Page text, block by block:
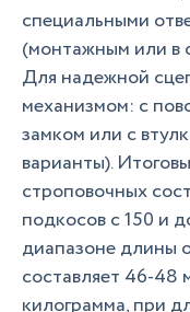
специальными
(монтажным или в
Для надежной
механизмом: с
замком или с
варианты).
строповочных
подкосов с 150 и
диапазоне длины
составляет 46-48
килограмма, при